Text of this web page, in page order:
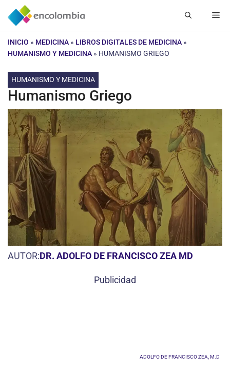
Saltar
INICIO » MEDICINA » LIBROS DIGITALES DE MEDICINA »
HUMANISMO Y MEDICINA » HUMANISMO GRIEGO
HUMANISMO Y MEDICINA
Humanismo Griego
AUTOR:DR. ADOLFO DE FRANCISCO ZEA MD
Publicidad
ADOLFO DE FRANCISCO ZEA, M.D